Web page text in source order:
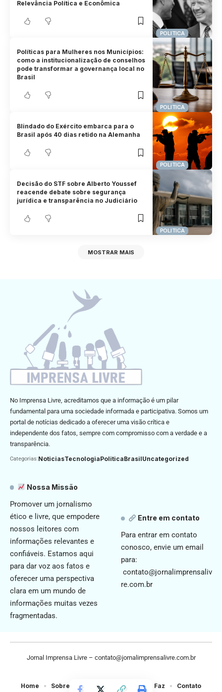
POLITICA
Relevância Política e Econômica
POLITICA
Políticas para Mulheres nos Municípios:
como a institucionalização de conselhos
pode transformar a governança local no
Brasil
POLITICA
Blindado do Exército embarca para o
Brasil após 40 dias retido na Alemanha
POLITICA
Decisão do STF sobre Alberto Youssef
reacende debate sobre segurança
jurídica e transparência no Judiciário
MOSTRAR MAIS
No Imprensa Livre, acreditamos que a informação é um pilar
fundamental para uma sociedade informada e participativa. Somos um
portal de notícias dedicado a oferecer uma visão crítica e
independente dos fatos, sempre com compromisso com a verdade e a
transparência.
Categorias:NoticiasTecnologiaPoliticaBrasilUncategorized
Nossa Missão
Promover um jornalismo
ético e livre, que empodere
nossos leitores com
informações relevantes e
confiáveis. Estamos aqui
para dar voz aos fatos e
oferecer uma perspectiva
clara em um mundo de
informações muitas vezes
fragmentadas.
Entre em contato
Para entrar em contato
conosco, envie um email
para:
contato@jornalimprensaliv
re.com.br
Jornal Imprensa Livre – contato@jornalimprensalivre.com.br
Home Sobre Nós Noticias Quem Faz Contato